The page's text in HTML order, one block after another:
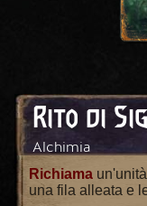
Rito di
Alchimia
Richiama
una fila alleata e